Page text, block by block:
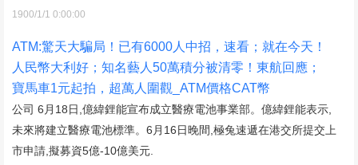
1900/1/1 0:00:00
ATM:驚天大騙局！已有6000人中招，速看；就在今天！
人民幣大利好；知名藝人50萬積分被清零！東航回應；
寶馬車1元起拍，超萬人圍觀_ATM價格CAT幣
公司 6月18日,億緯鋰能宣布成立醫療電池事業部。億緯鋰能表示,
未來將建立醫療電池標準。6月16日晚間,極兔速遞在港交所提交上
市申請,擬募資5億-10億美元.